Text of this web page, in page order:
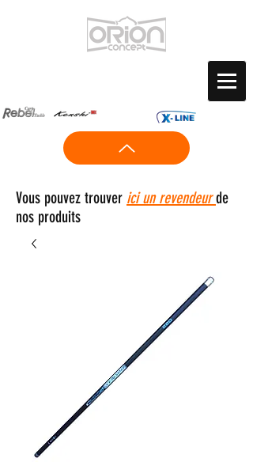
Vous pouvez trouver ici un revendeurde
nos produits